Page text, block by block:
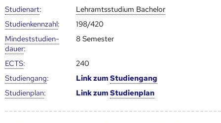
Studienart:
Lehramtsstudium Bachelor
Studien­kenn­zahl:
198/420
Mindest­studien­
dauer:
8 Semester
ECTS:
240
Studien­gang: Link zumStudien­gang
Studien­plan: Link zumStudien­plan